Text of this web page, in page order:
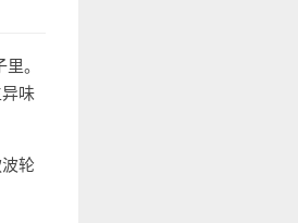
。
味
轮